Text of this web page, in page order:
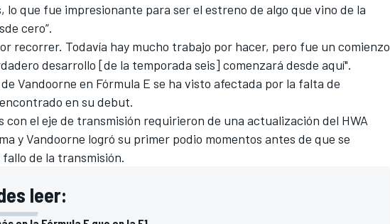
lo que fue impresionante para ser el estreno de algo que vino de la
cero”.
recorrer. Todavía hay mucho trabajo por hacer, pero fue un comienzo
desarrollo [de la temporada seis] comenzará desde aquí".
Vandoorne en Fórmula E se ha visto afectada por la falta de
en su debut.
con el eje de transmisión requirieron de una actualización del HWA
y Vandoorne logró su primer podio momentos antes de que se
de la transmisión.
leer: